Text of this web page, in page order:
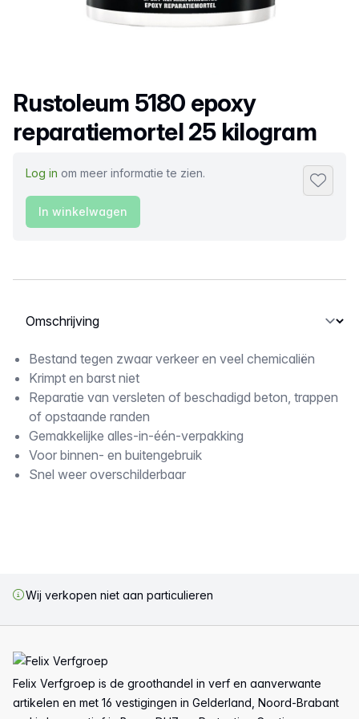
Productnaam
Rustoleum 5180 epoxy
reparatiemortel 25 kilogram
Log in om meer informatie te zien.
In winkelwagen
Selecteer een tabblad
Omschrijving
Bestand tegen zwaar verkeer en veel chemicaliën
Krimpt en barst niet
Reparatie van versleten of beschadigd beton, trappen
of opstaande randen
Gemakkelijke alles-in-één-verpakking
Voor binnen- en buitengebruik
Snel weer overschilderbaar
Wij verkopen niet aan particulieren
Felix Verfgroep is de groothandel in verf en aanverwante
artikelen en met 16 vestigingen in Gelderland, Noord-Brabant